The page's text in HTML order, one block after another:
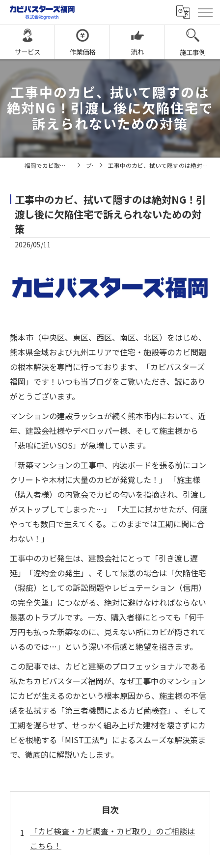
サービス 作業価格 流れ 施工事例
工事中のカビ、拭いて隠すのは
絶対NG！引渡し後に欠陥住宅で
訴えられないための対策
福岡でカビ取りならカビバスターズ福岡 ブログ 工事中のカビ、拭いて隠すのは絶対NG！引渡し後に欠陥住宅で訴えられないための対策
工事中のカビ、拭いて隠すのは絶対NG！引
渡し後に欠陥住宅で訴えられないための対
策
2026/05/11
熊本市（中央区、東区、西区、南区、北区）をはじめ、
熊本県全域および九州エリアで住宅・施設等のカビ問題
の根本解決を専門に行っております、「カビバスターズ
福岡」です！いつも当ブログをご覧いただき、誠にあり
がとうございます。
マンションの建設ラッシュが続く熊本市内において、近
年、建設会社様やデベロッパー様、そして施主様から
「悲鳴に近いSOS」が急増しています。
「新築マンションの工事中、内装ボードを張る前にコン
クリートや木材に大量のカビが発覚した！」 「施主様
（購入者様）の内覧会でカビの匂いを指摘され、引渡し
がストップしてしまった…」 「大工に拭かせたが、何度
やっても数日で生えてくる。このままでは工期に間に合
わない！」
工事中のカビ発生は、建設会社にとって「引き渡し遅
延」「違約金の発生」、そして最悪の場合は「欠陥住宅
（瑕疵）としての訴訟問題やレピュテーション（信用）
の完全失墜」につながる、絶対に避けなければならない
最悪のトラブルです。一方、購入者様にとっても「何千
万円も払った新築なのに、見えない所にカビが隠されて
いるのでは…」という深い不信感と絶望を招きます。
この記事では、カビと建築のプロフェッショナルである
私たちカビバスターズ福岡が、なぜ工事中のマンション
にカビが生えるのかという根本原因から、施主様の不信
感を払拭する「第三者機関によるカビ菌検査」、そして
工期を遅らせず、せっかく組み上げた建材を壊さずにカ
ビを根絶する「MIST工法®」によるスムーズな解決策ま
で、徹底的に解説いたします。
目次
「カビ検査・カビ調査・カビ取り」のご相談は
こちら！